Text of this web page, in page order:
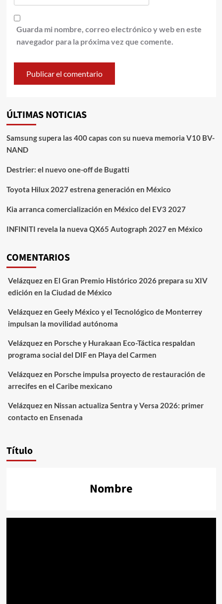
Guarda mi nombre, correo electrónico y web en este
navegador para la próxima vez que comente.
ÚLTIMAS NOTICIAS
Samsung supera las 400 capas con su nueva memoria V10 BV-
NAND
Destrier: el nuevo one-off de Bugatti
Toyota Hilux 2027 estrena generación en México
Kia arranca comercialización en México del EV3 2027
INFINITI revela la nueva QX65 Autograph 2027 en México
COMENTARIOS
Velázquezen El Gran Premio Histórico 2026 prepara su XIV
edición en la Ciudad de México
Velázquezen Geely México y el Tecnológico de Monterrey
impulsan la movilidad autónoma
Velázquezen Porsche y Hurakaan Eco-Táctica respaldan
programa social del DIF en Playa del Carmen
Velázquezen Porsche impulsa proyecto de restauración de
arrecifes en el Caribe mexicano
Velázquezen Nissan actualiza Sentra y Versa 2026: primer
contacto en Ensenada
Título
Nombre